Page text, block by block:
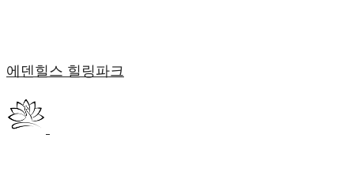
에덴힐스 힐링파크